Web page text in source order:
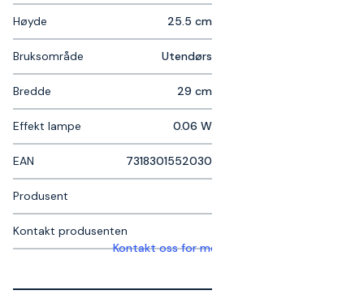
Høyde 25.5 cm
Bruksområde Utendørs
Bredde 29 cm
Effekt lampe 0.06 W
EAN 7318301552030
Produsent
Kontakt produsenten
Kontakt oss for mer informasjon